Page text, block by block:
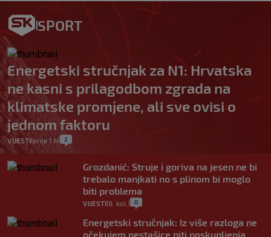
SPORT
Energetski stručnjak za N1: Hrvatska
ne kasni s prilagodbom zgrada na
klimatske promjene, ali sve ovisi o
jednom faktoru
VIJESTI prije 1 h 2
Grozdanić: Struje i goriva na jesen ne bi
trebalo manjkati no s plinom bi moglo
biti problema
VIJESTI 8. kol. 0
Energetski stručnjak: Iz više razloga ne
očekujem nestašice niti poskupljenja